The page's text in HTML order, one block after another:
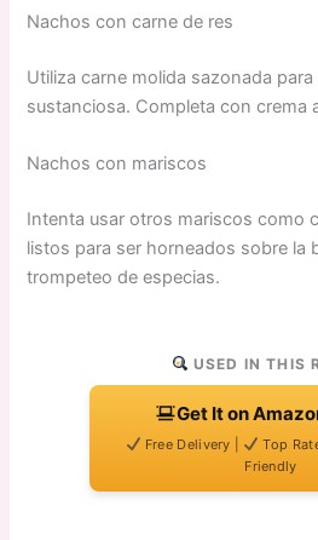
Nachos con carne de res
Utiliza carne molida sazonada
sustanciosa. Completa con crema
Nachos con mariscos
Intenta usar otros mariscos como
listos para ser horneados sobre la
trompeteo de especias.
USED IN THIS
Get It on
Free Delivery | Top
Friendly